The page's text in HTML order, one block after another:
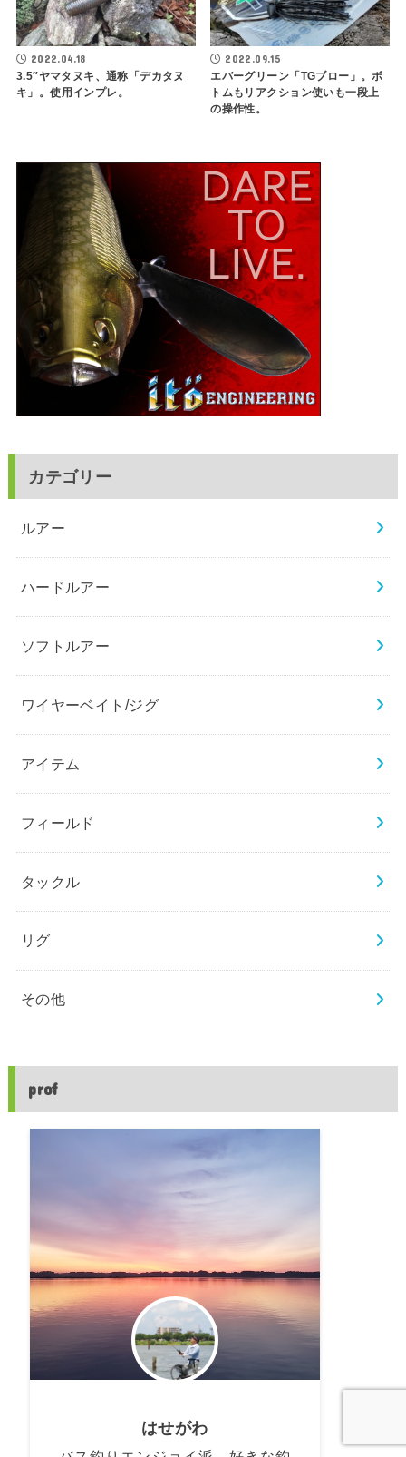
2022.04.18
3.5″ヤマタヌキ、通称「デカタヌ
キ」。使用インプレ。
2022.09.15
エバーグリーン「TGブロー」。ボ
トムもリアクション使いも一段上
の操作性。
カテゴリー
ルアー
ハードルアー
ソフトルアー
ワイヤーベイト/ジグ
アイテム
フィールド
タックル
リグ
その他
prof
はせがわ